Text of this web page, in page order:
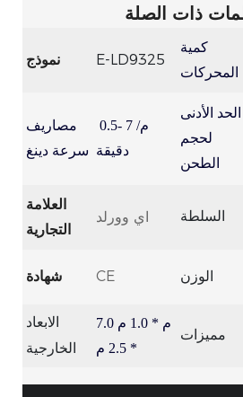
ذات الصلة
نموذج E-LD9325
كمية
المحركات
مصاريف
سرعة دينغ
0.5- 7
دقيقة
الحد الأدنى
لحجم
الطحن
العلامة
التجارية
اي وورلد السلطة
شهادة CE
الابعاد
7.0 م * 1.0 م
* 2.5 م
مميزات